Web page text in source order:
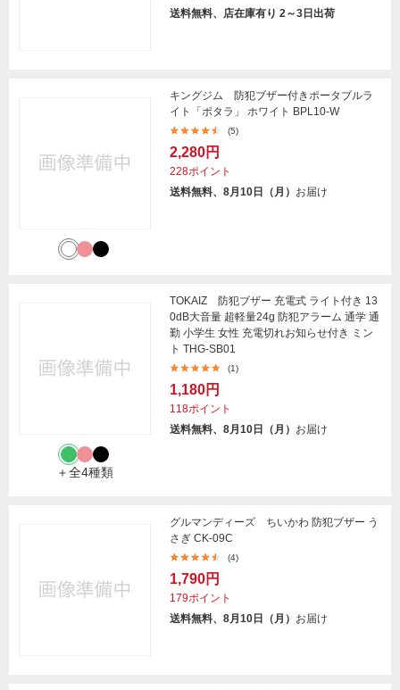
送料無料、店在庫有り 2～3日出荷
キングジム 防犯ブザー付きポータブルラ
イト「ポタラ」 ホワイト BPL10-W
(5)
2,280円
228ポイント
送料無料、8月10日（月） お届け
＋全4種類
TOKAIZ 防犯ブザー 充電式 ライト付き 13
0dB大音量 超軽量24g 防犯アラーム 通学 通
勤 小学生 女性 充電切れお知らせ付き ミン
ト THG-SB01
(1)
1,180円
118ポイント
送料無料、8月10日（月） お届け
グルマンディーズ ちいかわ 防犯ブザー う
さぎ CK-09C
(4)
1,790円
179ポイント
送料無料、8月10日（月） お届け